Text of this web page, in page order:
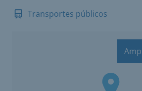
Transportes públicos